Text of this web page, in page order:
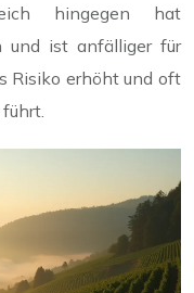
hingegen hat
und ist anfälliger für
Risiko erhöht und oft